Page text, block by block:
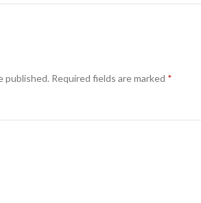
published. Required fields are marked *